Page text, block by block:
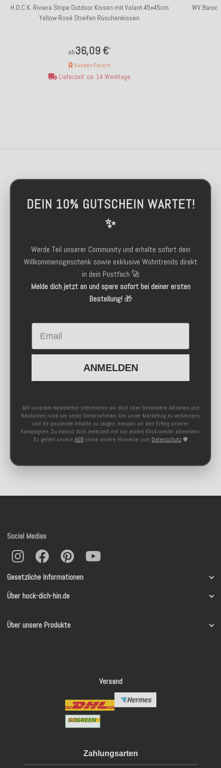
H.O.C.K. Riviera Stripe Outdoor Kissen mit Volant 45x45cm
Yellow Rosé Streifen Rüschenkissen
ab36,09 €*
Kunden-Favorit
Lieferzeit: ca. 14 Werktage
WV
DEIN 10% GUTSCHEIN WARTET!
✨
Werde Teil unserer Community und erhalte sofort dein
Willkommensgeschenk sowie exklusive Wohntrends direkt
in dein Postfach 🚀
Melde dich jetzt an und spare sofort bei deiner ersten
Bestellung!🎁
Email
ANMELDEN
Mit unserem Newsletter informieren wir dich über besondere Aktionen und
Neuheiten rund um unser Unternehmen. Um unser Marketing zu verbessern
und dir passende Inhalte zu zeigen, messen wir den Erfolg unserer
Kampagnen. Du kannst dich jederzeit mit nur einem Klick wieder abmelden.
Es gelten unsere AGB sowie unsere Hinweise zum Datenschutz 🛡️
Gesetzliche Informationen
Über hock-dich-hin.de
Über unsere Produkte
Social Medias
Versand
Zahlungsarten